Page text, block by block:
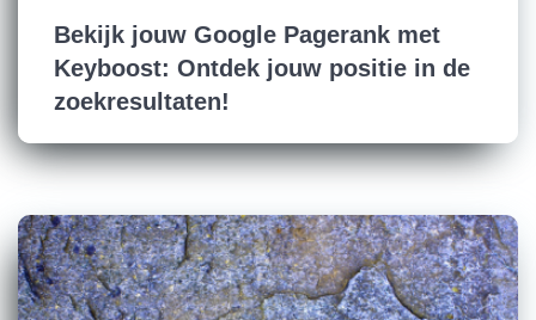
Bekijk jouw Google Pagerank met
Keyboost: Ontdek jouw positie in de
zoekresultaten!